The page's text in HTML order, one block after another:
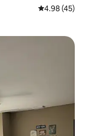
レビュー45
4.98 (45)